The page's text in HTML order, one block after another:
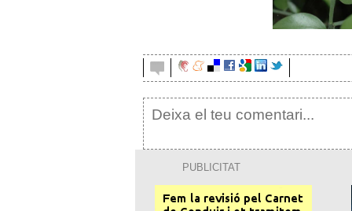
PUBLICITAT